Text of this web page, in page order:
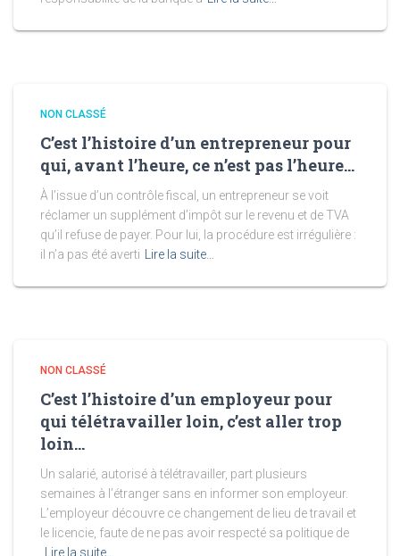
NON CLASSÉ
C’est l’histoire d’un entrepreneur pour
qui, avant l’heure, ce n’est pas l’heure…
À l’issue d’un contrôle fiscal, un entrepreneur se voit
réclamer un supplément d’impôt sur le revenu et de TVA
qu’il refuse de payer. Pour lui, la procédure est irrégulière :
il n’a pas été averti
Lire la suite…
NON CLASSÉ
C’est l’histoire d’un employeur pour
qui télétravailler loin, c’est aller trop
loin…
Un salarié, autorisé à télétravailler, part plusieurs
semaines à l’étranger sans en informer son employeur.
L’employeur découvre ce changement de lieu de travail et
le licencie, faute de ne pas avoir respecté sa politique de
Lire la suite…